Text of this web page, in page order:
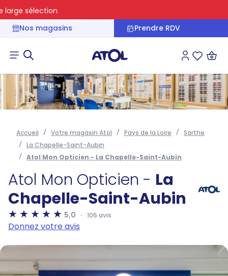
sélection
Nos magasins
Prendre RDV
Connexion
Accueil Votre magasin Atol Pays de la Loire
Sarthe
La Chapelle-Saint-Aubin
Atol Mon Opticien - La Chapelle-Saint-Aubin
Atol Mon Opticien - La
Chapelle-Saint-Aubin
5,0 106 avis
Donnez votre avis